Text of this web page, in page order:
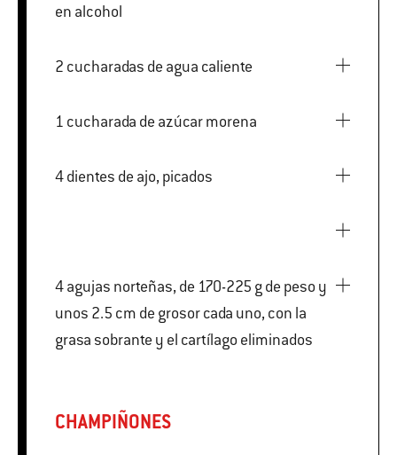
en alcohol
2 cucharadas de agua caliente
1 cucharada de azúcar morena
4 dientes de ajo, picados
4 agujas norteñas, de 170-225 g de peso y
unos 2.5 cm de grosor cada uno, con la
grasa sobrante y el cartílago eliminados
CHAMPIÑONES